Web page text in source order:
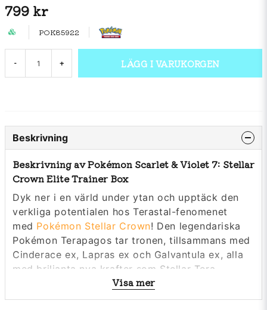
799 kr
POK85922
- + LÄGG I VARUKORGEN
Beskrivning
Beskrivning av Pokémon Scarlet & Violet 7: Stellar
Crown Elite Trainer Box
Dyk ner i en värld under ytan och upptäck den
verkliga potentialen hos Terastal-fenomenet
med Pokémon Stellar Crown! Den legendariska
Pokémon Terapagos tar tronen, tillsammans med
Cinderace ex, Lapras ex och Galvantula ex, alla
med briljanta nya krafter som Stellar Tera
Pokémon ex. Det nyupptäckta Hydrapple ex
leder ännu fler Pokémon-ex i strid, och ACE
Visa mer